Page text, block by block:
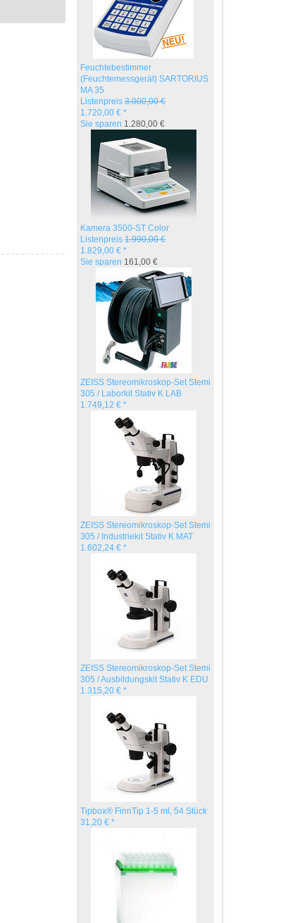
Feuchtebestimmer
(Feuchtemessgerät) SARTORIUS
MA 35
Listenpreis 3.000,00 €
1.720,00 € *
Sie sparen 1.280,00 €
Kamera 3500-ST Color
Listenpreis 1.990,00 €
1.829,00 € *
Sie sparen 161,00 €
ZEISS Stereomikroskop-Set Stemi
305 / Laborkit Stativ K LAB
1.749,12 € *
ZEISS Stereomikroskop-Set Stemi
305 / Industriekit Stativ K MAT
1.602,24 € *
ZEISS Stereomikroskop-Set Stemi
305 / Ausbildungskit Stativ K EDU
1.315,20 € *
Tipbox® FinnTip 1-5 ml, 54 Stück
31,20 € *